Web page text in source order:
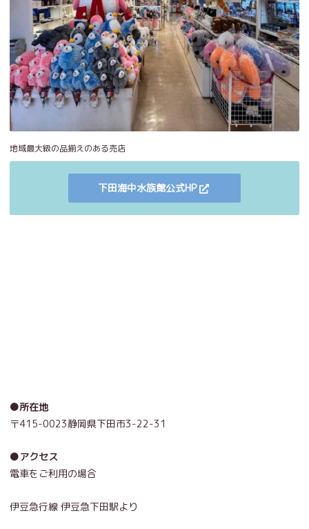
地域最大級の品揃えのある売店
下田海中水族館公式HP
●所在地
〒415-0023静岡県下田市3-22-31
●アクセス
電車をご利用の場合
伊豆急行線 伊豆急下田駅より